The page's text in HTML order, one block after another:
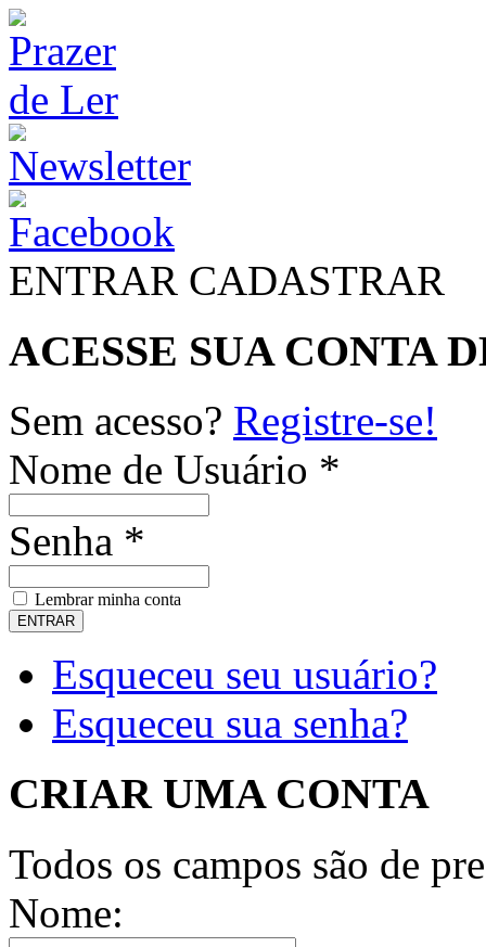
ENTRAR CADASTRAR
ACESSE SUA CONTA
Sem acesso? Registre-se!
Nome de Usuário *
Senha *
Lembrar minha conta
Esqueceu seu usuário?
Esqueceu sua senha?
CRIAR UMA CONTA
Todos os campos são de
Nome: